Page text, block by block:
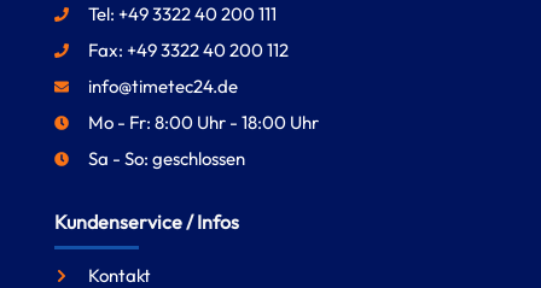
Tel: +49 3322 40 200 111
Fax: +49 3322 40 200 112
info@timetec24.de
Mo - Fr: 8:00 Uhr - 18:00 Uhr
Sa - So: geschlossen
Kundenservice / Infos
Kontakt